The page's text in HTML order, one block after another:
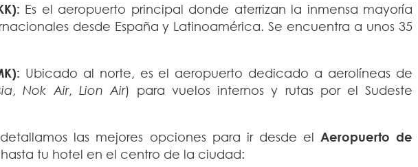
Es el aeropuerto principal donde aterrizan la inmensa mayoría
desde España y Latinoamérica. Se encuentra a unos 35
Ubicado al norte, es el aeropuerto dedicado a aerolíneas de
,Nok Air, Lion Air) para vuelos internos y rutas por el Sudeste
las mejores opciones para ir desde el Aeropuerto de
hasta tu hotel en el centro de la ciudad: